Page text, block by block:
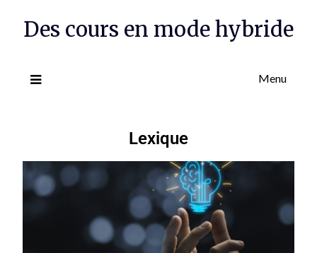
Des cours en mode hybride
Menu
Lexique